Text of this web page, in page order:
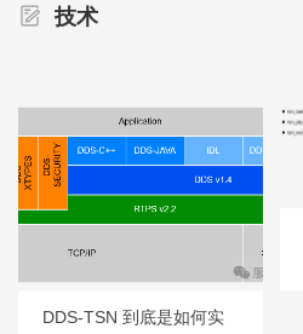
技术
DDS-TSN 到底是如何实